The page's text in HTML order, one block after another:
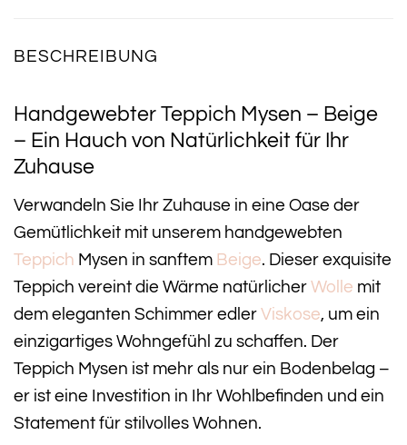
BESCHREIBUNG
Handgewebter Teppich Mysen – Beige
– Ein Hauch von Natürlichkeit für Ihr
Zuhause
Verwandeln Sie Ihr Zuhause in eine Oase der
Gemütlichkeit mit unserem handgewebten
Teppich Mysen in sanftem Beige. Dieser exquisite
Teppich vereint die Wärme natürlicher Wolle mit
dem eleganten Schimmer edler Viskose, um ein
einzigartiges Wohngefühl zu schaffen. Der
Teppich Mysen ist mehr als nur ein Bodenbelag –
er ist eine Investition in Ihr Wohlbefinden und ein
Statement für stilvolles Wohnen.